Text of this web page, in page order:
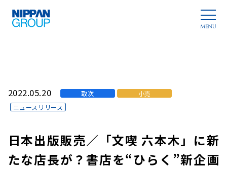
2022.05.20 取次
小売
ニュースリリース
日本出版販売／「文喫 六本木」に新
たな店長が？書店を“ひらく”新企画